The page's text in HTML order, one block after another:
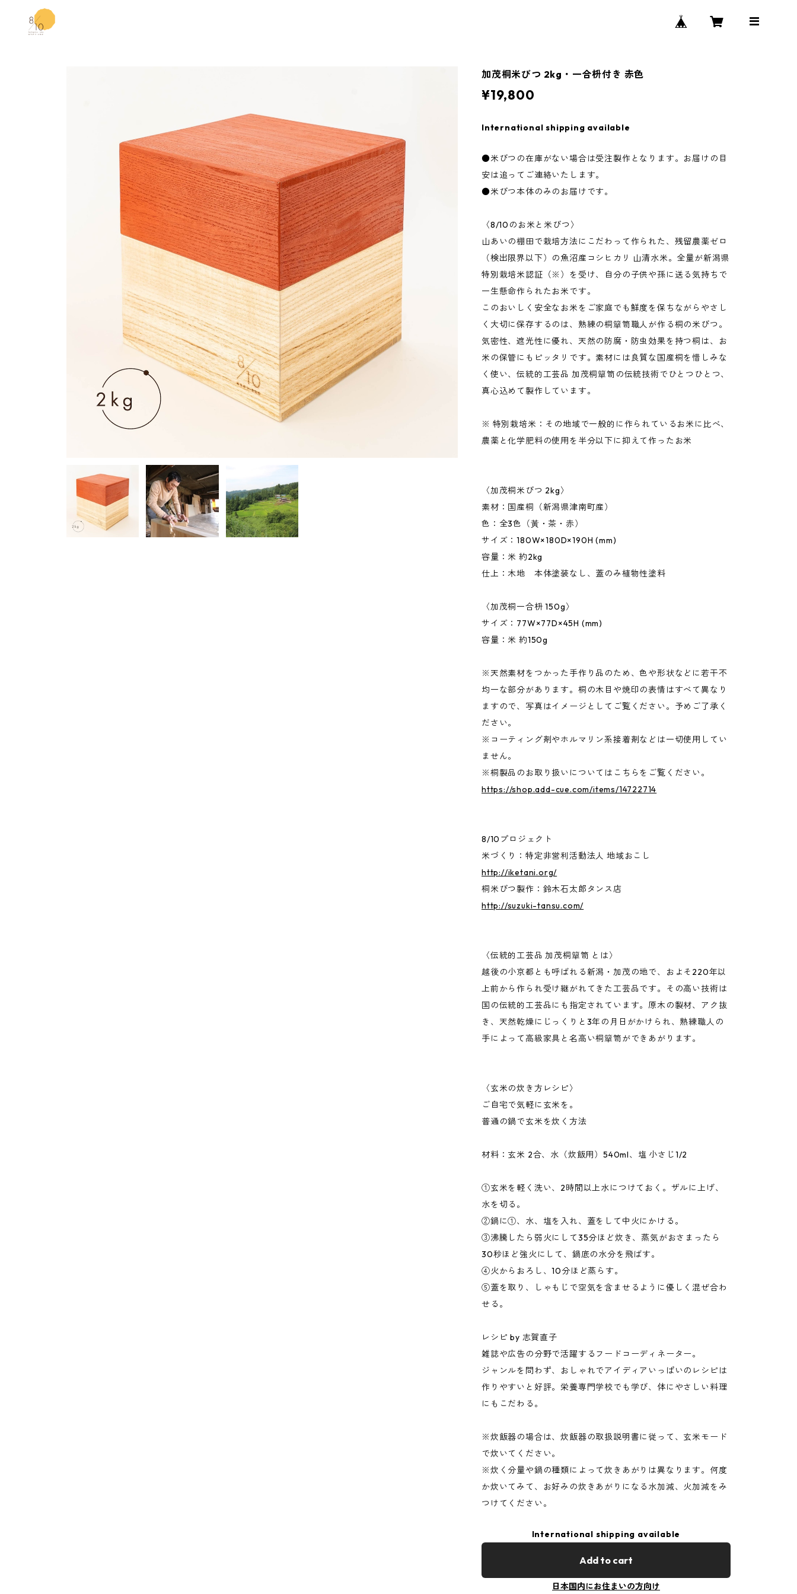
加茂桐米びつ 2kg・一合枡付き 赤色
¥19,800
International shipping available
●米びつの在庫がない場合は受注製作となります。お届けの目
安は追ってご連絡いたします。
●米びつ本体のみのお届けです。
〈8/10のお米と米びつ〉
山あいの棚田で栽培方法にこだわって作られた、残留農薬ゼロ
（検出限界以下）の魚沼産コシヒカリ 山清水米。全量が新潟県
特別栽培米認証（※）を受け、自分の子供や孫に送る気持ちで
一生懸命作られたお米です。
このおいしく安全なお米をご家庭でも鮮度を保ちながらやさし
く大切に保存するのは、熟練の桐簞笥職人が作る桐の米びつ。
気密性、遮光性に優れ、天然の防腐・防虫効果を持つ桐は、お
米の保管にもピッタリです。素材には良質な国産桐を惜しみな
く使い、伝統的工芸品 加茂桐簞笥の伝統技術でひとつひとつ、
真心込めて製作しています。
※ 特別栽培米：その地域で一般的に作られているお米に比べ、
農薬と化学肥料の使用を半分以下に抑えて作ったお米
〈加茂桐米びつ 2kg〉
素材：国産桐（新潟県津南町産）
色：全3色（黃・茶・赤）
サイズ：180W×180D×190H (mm)
容量：米 約2kg
仕上：木地 本体塗装なし、蓋のみ植物性塗料
〈加茂桐一合枡 150g〉
サイズ：77W×77D×45H (mm)
容量：米 約150g
※天然素材をつかった手作り品のため、色や形状などに若干不
均一な部分があります。桐の木目や焼印の表情はすべて異なり
ますので、写真はイメージとしてご覧ください。予めご了承く
ださい。
※コーティング剤やホルマリン系接着剤などは一切使用してい
ません。
※桐製品のお取り扱いについてはこちらをご覧ください。
https://shop.add-cue.com/items/14722714
8/10プロジェクト
米づくり：特定非営利活動法人 地域おこし
http://iketani.org/
桐米びつ製作：鈴木石太郎タンス店
http://suzuki-tansu.com/
〈伝統的工芸品 加茂桐簞笥 とは〉
越後の小京都とも呼ばれる新潟・加茂の地で、およそ220年以
上前から作られ受け継がれてきた工芸品です。その高い技術は
国の伝統的工芸品にも指定されています。原木の製材、アク抜
き、天然乾燥にじっくりと3年の月日がかけられ、熟練職人の
手によって高級家具と名高い桐簞笥ができあがります。
〈玄米の炊き方レシピ〉
ご自宅で気軽に玄米を。
普通の鍋で玄米を炊く方法
材料：玄米 2合、水（炊飯用）540ml、塩 小さじ1/2
①玄米を軽く洗い、2時間以上水につけておく。ザルに上げ、
水を切る。
②鍋に①、水、塩を入れ、蓋をして中火にかける。
③沸騰したら弱火にして35分ほど炊き、蒸気がおさまったら
30秒ほど強火にして、鍋底の水分を飛ばす。
④火からおろし、10分ほど蒸らす。
⑤蓋を取り、しゃもじで空気を含ませるように優しく混ぜ合わ
せる。
レシピ by 志賀直子
雑誌や広告の分野で活躍するフードコーディネーター。
ジャンルを問わず、おしゃれでアイディアいっぱいのレシピは
作りやすいと好評。栄養専門学校でも学び、体にやさしい料理
にもこだわる。
※炊飯器の場合は、炊飯器の取扱説明書に従って、玄米モード
で炊いてください。
※炊く分量や鍋の種類によって炊きあがりは異なります。何度
か炊いてみて、お好みの炊きあがりになる水加減、火加減をみ
つけてください。
International shipping available
Add to cart
日本国内にお住まいの方向け